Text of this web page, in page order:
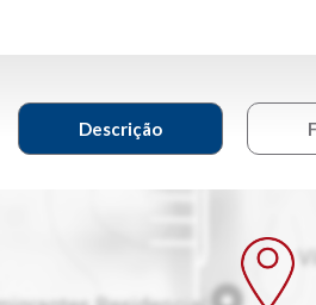
Descrição